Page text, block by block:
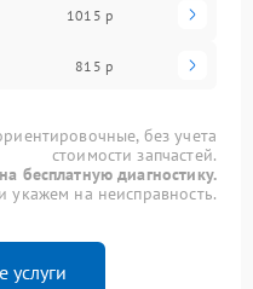
1015 р
815 р
без учета
стоимости запчастей.
бесплатную диагностику.
на неисправность.
услуги